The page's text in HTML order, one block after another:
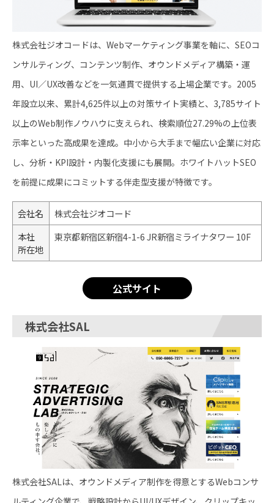
株式会社ジオコードは、Webマーケティング事業を軸に、SEOコ
ンサルティング、コンテンツ制作、オウンドメディア構築・運
用、UI／UX改善などを一気通貫で提供する上場企業です。2005
年設立以来、累計4,625件以上の対策サイト実績と、3,785サイト
以上のWeb制作ノウハウに支えられ、検索順位27.29%の上位表
示率といった高成果を達成。中小から大手まで幅広い企業に対応
し、分析・KPI設計・内製化支援にも展開。ホワイトハットSEO
を前提に成果にコミットする伴走型支援が特徴です。
会社名
株式会社ジオコード
本社
所在地
東京都新宿区新宿4-1-6 JR新宿ミライナタワー 10F
公式サイト
株式会社SAL
株式会社SALは、オウンドメディア制作を得意とするWebコンサ